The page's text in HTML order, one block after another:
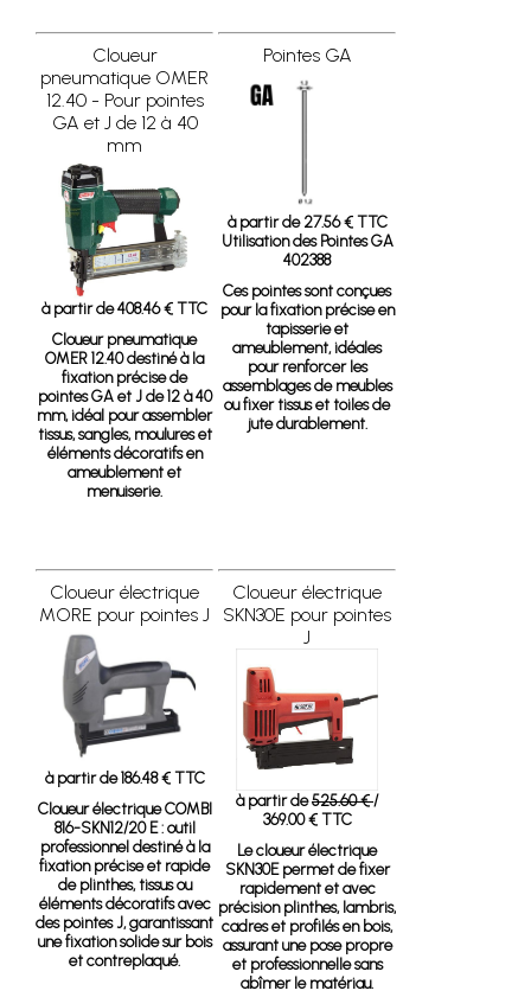
Cloueur
pneumatique OMER
12.40 - Pour pointes
GA et J de 12 à 40
mm
à partir de 408.46 € TTC
Cloueur pneumatique
OMER 12.40destiné à la
fixation précise de
pointes GA et J de 12 à 40
mm, idéal pour assembler
tissus, sangles, moulures et
éléments décoratifs en
ameublement et
menuiserie.
Pointes GA
à partir de 27.56 € TTC
Utilisation des Pointes GA
402388
Ces pointes sont conçues
pour la fixation précise en
tapisserie et
ameublement, idéales
pour renforcer les
assemblages de meubles
ou fixer tissus et toiles de
jute durablement.
Cloueur électrique
MORE pour pointes J
à partir de 186.48 € TTC
Cloueur électrique COMBI
816-SKN12/20 E: outil
professionnel destiné à la
fixation précise et rapide
de plinthes, tissus ou
éléments décoratifs avec
des pointes J, garantissant
une fixation solide sur bois
et contreplaqué.
Cloueur électrique
SKN30E pour pointes
J
à partir de525.60 €/
369.00 € TTC
Le cloueur électrique
SKN30E permet de fixer
rapidement et avec
précision plinthes, lambris,
cadres et profilés en bois,
assurant une pose propre
et professionnelle sans
abîmer le matériau.